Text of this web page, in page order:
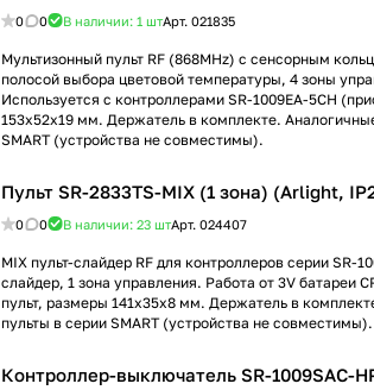
0 0 В наличии: 1 штАрт. 021835
Мультизонный пульт RF (868MHz) с сенсорным
полосой выбора цветовой температуры, 4 зоны
Используется с контроллерами SR-1009EA-5CH
153х52х19 мм. Держатель в комплекте.
SMART (устройства не совместимы).
Пульт SR-2833TS-MIX (1 зона) (Arlight,
0 0 В наличии: 23 штАрт. 024407
MIX пульт-слайдер RF для контроллеров серии SR-
слайдер, 1 зона управления. Работа от 3V батареи
пульт, размеры 141x35x8 мм. Держатель в
пульты в серии SMART (устройства не совместимы).
Контроллер-выключатель SR-1009SAC-